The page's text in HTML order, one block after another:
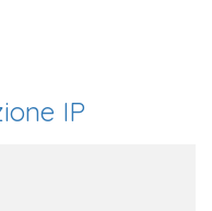
IP